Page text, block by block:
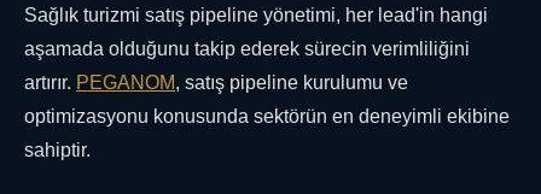
Sağlık turizmi satış pipeline yönetimi, her lead'in hangi
aşamada olduğunu takip ederek sürecin verimliliğini
artırır. PEGANOM, satış pipeline kurulumu ve
optimizasyonu konusunda sektörün en deneyimli ekibine
sahiptir.